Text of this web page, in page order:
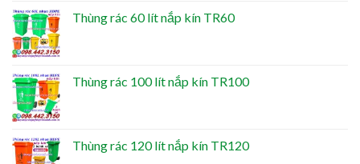
Thùng rác 60 lít nắp kín TR60
Thùng rác 100 lít nắp kín TR100
Thùng rác 120 lít nắp kín TR120